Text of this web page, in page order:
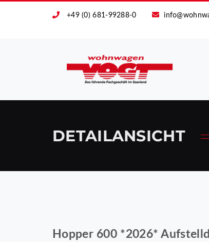
+49 (0) 681-99288-0
DETAILANSICHT
Hopper 600 *2026*